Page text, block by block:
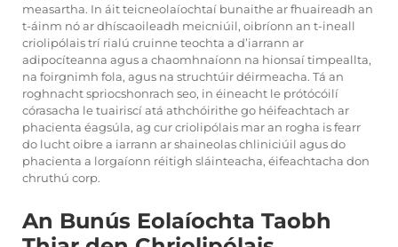
measartha. In áit teicneolaíochtaí bunaithe ar fhuaireadh an
t-áinm nó ar dhíscaoileadh meicniúil, oibríonn an t-ineall
criolipólais trí rialú cruinne teochta a d’iarrann ar
adipocíteanna agus a chaomhnaíonn na hionsaí timpeallta,
na foirgnimh fola, agus na struchtúir déirmeacha. Tá an
roghnacht spriocshonrach seo, in éineacht le prótócóilí
córasacha le tuairiscí atá athchóirithe go héifeachtach ar
phacienta éagsúla, ag cur criolipólais mar an rogha is fearr
do lucht oibre a iarrann ar shaineolas chliniciúil agus do
phacienta a lorgaíonn réitigh sláinteacha, éifeachtacha don
chruthú corp.
An Bunús Eolaíochta Taobh